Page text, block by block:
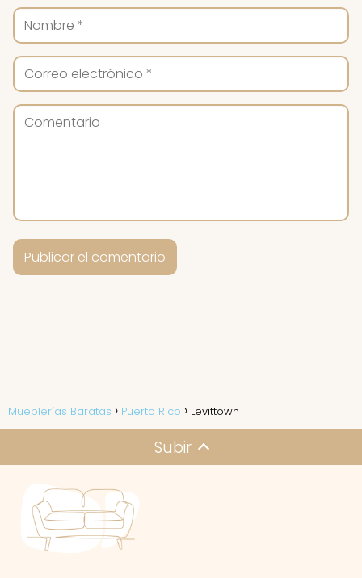
Mueblerías Baratas Puerto Rico Levittown
Subir